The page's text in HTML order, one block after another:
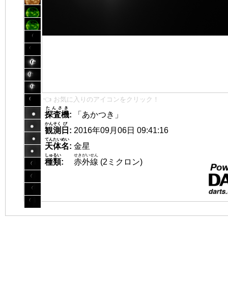
👈 お気に入りのアイコンをクリック！
探査機
たんさき
:
「あかつき」
観測
かんそく
日
び
: 2016年09月06日 09:41:16
天体名
てんたいめい
: 金星
種類
しゅるい
: 赤外線
せきがいせん
(2ミクロン)